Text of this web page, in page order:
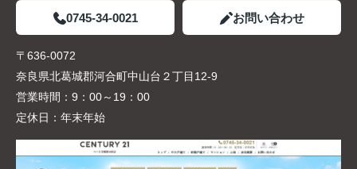
0745-34-0021 お問い合わせ
〒636-0072
奈良県北葛城郡河合町中山台２丁目12-9
営業時間： 9：00～19：00
定休日： 年末年始